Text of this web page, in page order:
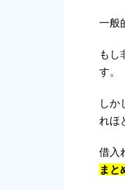
一般
もし
す。
しか
れほ
借入
まと